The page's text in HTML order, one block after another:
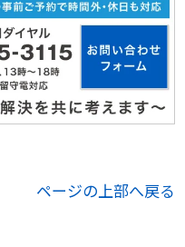
ページの上部へ戻る